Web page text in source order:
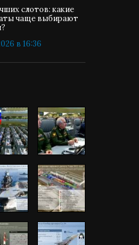
слотов: какие
чаще выбирают
в 16:36